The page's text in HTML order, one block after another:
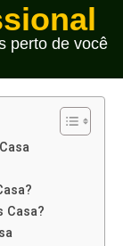
perto de você
Casa?